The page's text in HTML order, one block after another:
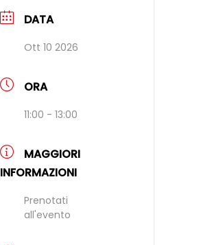
DATA
Ott 10 2026
ORA
11:00 - 13:00
MAGGIORI
INFORMAZIONI
Prenotati
all'evento